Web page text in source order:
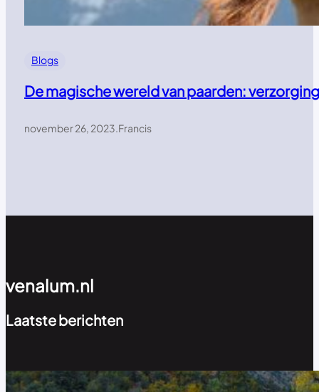
Blogs
De magische wereld van paarden:
november 26, 2023.Francis
venalum.nl
Laatste berichten